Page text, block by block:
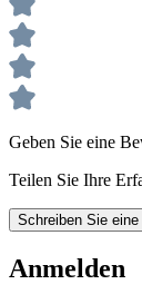
Geben Sie eine
Teilen Sie Ihre
Schreiben Sie
Anmelden